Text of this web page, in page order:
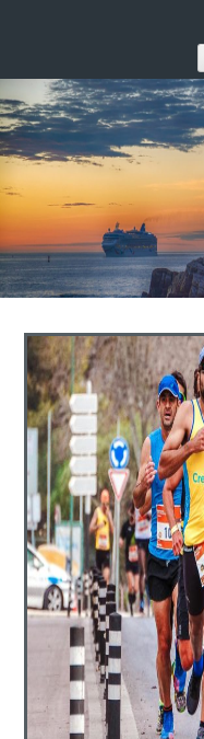
ツ
へ
ス
キ
ッ
プ